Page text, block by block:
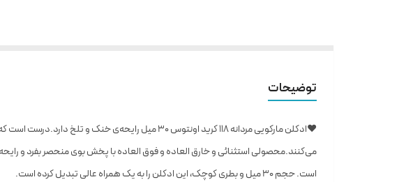
توضیحات
❤️ادکلن مارکویی مردانه 118 کرید اونتوس 30 میل
می‌کنند.محصولی استثنائی و خارق العاده و فوق العاده با پخش بوی منحصر بفرد و
است. حجم 30 میل و بطری کوچک، این ادکلن را به یک همراه عالی تبدیل کرده است.